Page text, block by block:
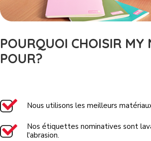
POURQUOI CHOISIR MY
POUR?
Nous utilisons les meilleurs
Nos étiquettes nominatives sont
l'abrasion.